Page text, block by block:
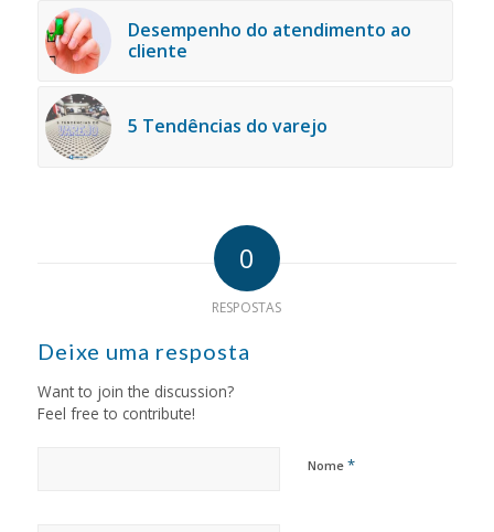
Desempenho do atendimento ao
cliente
5 Tendências do varejo
0
RESPOSTAS
Deixe uma resposta
Want to join the discussion?
Feel free to contribute!
Nome *